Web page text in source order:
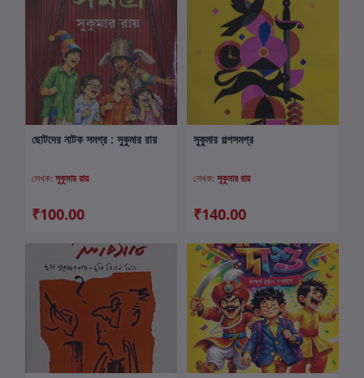
কার্টে যোগ করুন
ছোটদের নাটক সমগ্র : সুকুমার রায়
লেখক: সুকুমার রায়
₹100.00
কার্টে যোগ করুন
সুকুমার গল্পসমগ্র
লেখক: সুকুমার রায়
₹140.00